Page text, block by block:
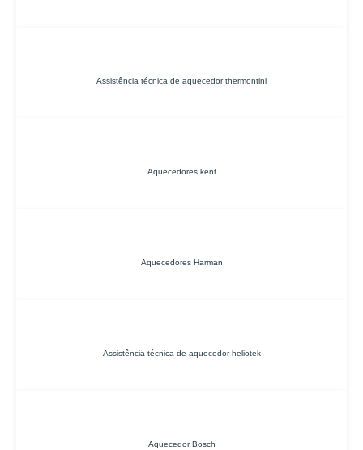
Assistência técnica de aquecedor thermontini
Aquecedores kent
Aquecedores Harman
Assistência técnica de aquecedor heliotek
Aquecedor Bosch